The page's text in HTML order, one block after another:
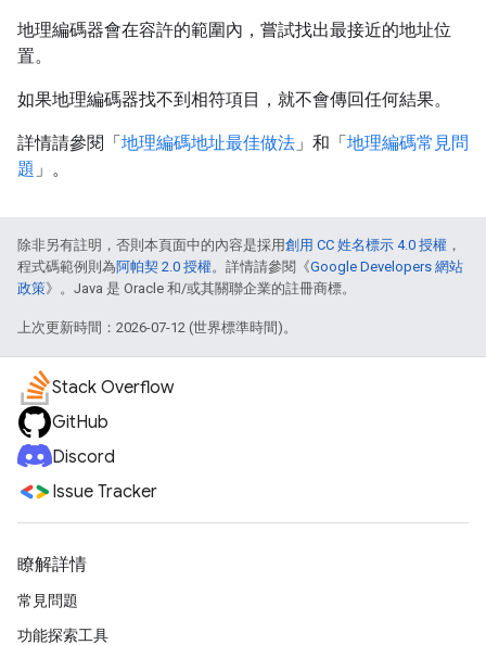
地理編碼器會在容許的範圍內，嘗試找出最接近的地址位
置。
如果地理編碼器找不到相符項目，就不會傳回任何結果。
詳情請參閱「地理編碼地址最佳做法 」和「地理編碼常見問
題 」。
除非另有註明，否則本頁面中的內容是採用創用 CC 姓名標示 4.0 授權 ，
程式碼範例則為阿帕契 2.0 授權。詳情請參閱《Google Developers 網站
政策》。Java 是 Oracle 和/或其關聯企業的註冊商標。
上次更新時間：2026-07-12 (世界標準時間)。
Stack Overflow
GitHub
Discord
Issue Tracker
瞭解詳情
常見問題
功能探索工具